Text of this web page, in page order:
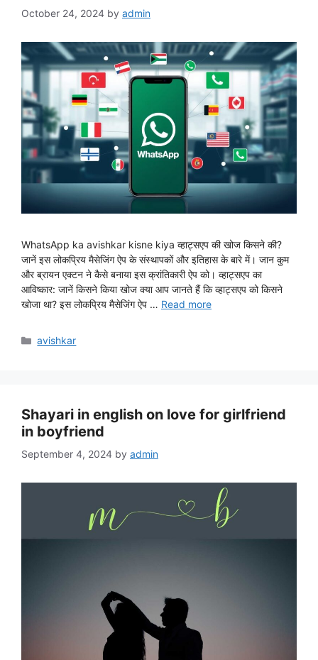
October 24, 2024 by admin
WhatsApp ka avishkar kisne kiya व्हाट्सएप की खोज किसने की?
जानें इस लोकप्रिय मैसेजिंग ऐप के संस्थापकों और इतिहास के बारे में। जान कुम
और ब्रायन एक्टन ने कैसे बनाया इस क्रांतिकारी ऐप को। व्हाट्सएप का
आविष्कार: जानें किसने किया खोज क्या आप जानते हैं कि व्हाट्सएप को किसने
खोजा था? इस लोकप्रिय मैसेजिंग ऐप … Read more
Categories
avishkar
Shayari in english on love for girlfriend
in boyfriend
September 4, 2024 by admin